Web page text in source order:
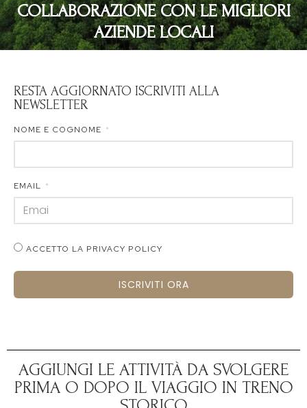
COLLABORAZIONE CON LE MIGLIORI
AZIENDE LOCALI
RESTA AGGIORNATO ISCRIVITI ALLA
NEWSLETTER
NOME E COGNOME
EMAIL
ACCETTO LA PRIVACY POLICY
ISCRIVITI ORA
AGGIUNGI LE ATTIVITÀ DA SVOLGERE
PRIMA O DOPO IL VIAGGIO IN TRENO